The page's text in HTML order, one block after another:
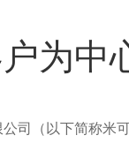
为中
司（以下简称米